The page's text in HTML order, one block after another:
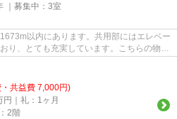
｜募集中： 3室
以内にあります。共用部にはエレベー
り、とても充実しています。こちらの物件
共益費 7,000円)
円｜礼：1ヶ月
2階